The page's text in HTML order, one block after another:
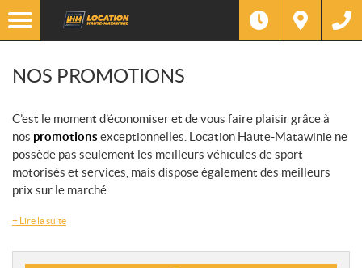
NOS PROMOTIONS
C’est le moment d’économiser et de vous faire plaisir grâce à
nos promotions exceptionnelles. Location Haute-Matawinie ne
possède pas seulement les meilleurs véhicules de sport
motorisés et services, mais dispose également des meilleurs
prix sur le marché.
+ Lire la suite